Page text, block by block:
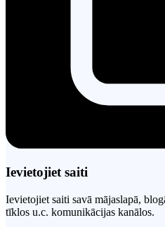
Ievietojiet saiti
Ievietojiet saiti savā mājaslapā,
tīklos u.c. komunikācijas kanālos.